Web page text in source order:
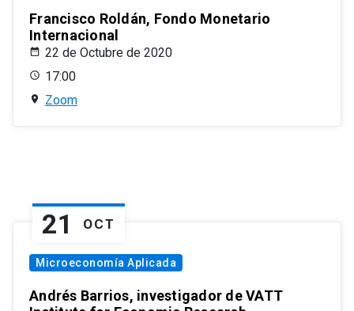
Francisco Roldán, Fondo Monetario
Internacional
22 de Octubre de 2020
17:00
Zoom
21 OCT
Microeconomía Aplicada
Andrés Barrios, investigador de VATT